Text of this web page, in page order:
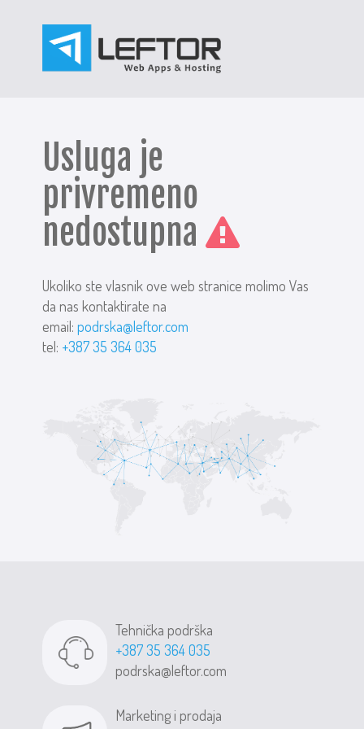
Usluga je
privremeno
nedostupna
Ukoliko ste vlasnik ove web stranice molimo Vas
da nas kontaktirate na
email:podrska@leftor.com
tel: +387 35 364 035
Tehnička podrška
+387 35 364 035
podrska@leftor.com
Marketing i prodaja